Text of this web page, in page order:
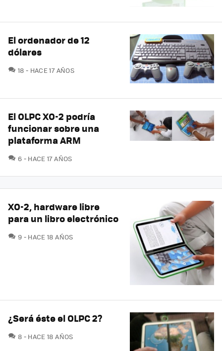
El ordenador de 12
dólares
18 COMENTARIOS
HACE 17 AÑOS
El OLPC XO-2 podría
funcionar sobre una
plataforma ARM
6 COMENTARIOS
HACE 17 AÑOS
XO-2, hardware libre
para un libro electrónico
9 COMENTARIOS
HACE 18 AÑOS
¿Será éste el OLPC 2?
8 COMENTARIOS
HACE 18 AÑOS